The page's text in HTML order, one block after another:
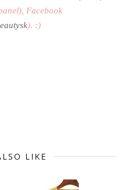
Facebook
). :)
LIKE